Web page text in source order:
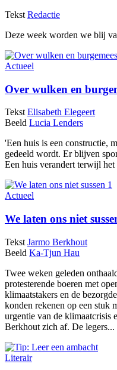
Tekst Redactie
Deze week worden we blij
Actueel
Over wulken en
Tekst Elisabeth Elegeert
Beeld Lucia Lenders
'Een huis is een constructie,
gedeeld wordt. Er blijven
Een huis verandert terwijl
Actueel
We laten ons niet
Tekst Jarmo Berkhout
Beeld Ka-Tjun Hau
Twee weken geleden
protesterende boeren met
klimaatstakers en de
konden rekenen op een stuk
urgentie van de klimaatcrisis
Berkhout zich af. De legers...
Literair